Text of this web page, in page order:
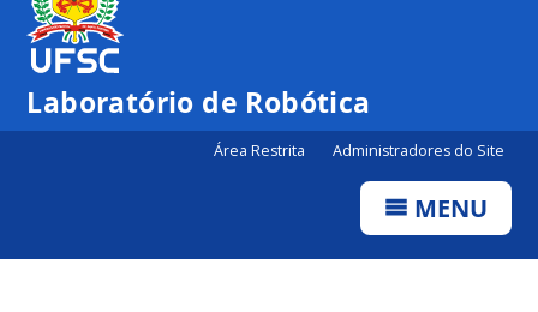
Canais
Laboratório de Robótica
Área Restrita Administradores do Site
MENU